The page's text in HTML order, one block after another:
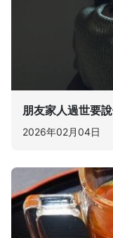
朋友家人過世要
2026年02月04日